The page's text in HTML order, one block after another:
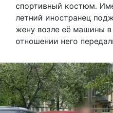
спортивный костюм.
летний иностранец
жену возле её машины
отношении него